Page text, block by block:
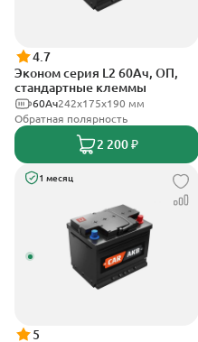
4.7
Эконом серия L2 60Ач, ОП,
стандартные клеммы
242х175х190 мм
60Ач
Обратная полярность
2 200 ₽
1 месяц
5